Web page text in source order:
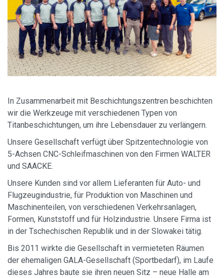
In Zusammenarbeit mit Beschichtungszentren beschichten
wir die Werkzeuge mit verschiedenen Typen von
Titanbeschichtungen, um ihre Lebensdauer zu verlängern.
Unsere Gesellschaft verfügt über Spitzentechnologie von
5-Achsen CNC-Schleifmaschinen von den Firmen WALTER
und SAACKE.
Unsere Kunden sind vor allem Lieferanten für Auto- und
Flugzeugindustrie, für Produktion von Maschinen und
Maschinenteilen, von verschiedenen Verkehrsanlagen,
Formen, Kunststoff und für Holzindustrie. Unsere Firma ist
in der Tschechischen Republik und in der Slowakei tätig.
Bis 2011 wirkte die Gesellschaft in vermieteten Räumen
der ehemaligen GALA-Gesellschaft (Sportbedarf), im Laufe
dieses Jahres baute sie ihren neuen Sitz – neue Halle am